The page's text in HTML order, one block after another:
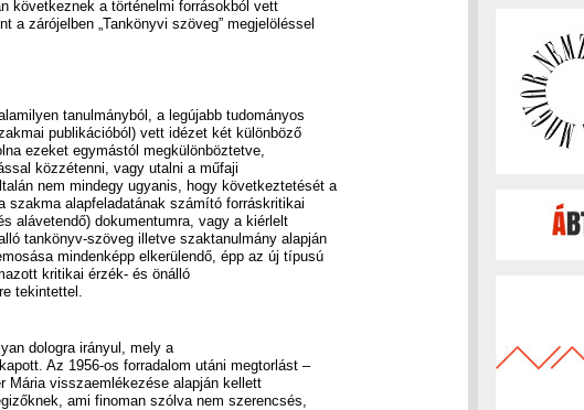
következnek a történelmi forrásokból vett
a zárójelben „Tankönyvi szöveg” megjelöléssel
tanulmányból, a legújabb tudományos
publikációból) vett idézet két különböző
ezeket egymástól megkülönböztetve,
közzétenni, vagy utalni a műfaji
nem mindegy ugyanis, hogy következtetését a
szakma alapfeladatának számító forráskritikai
alávetendő) dokumentumra, vagy a kiérlelt
tankönyv-szöveg illetve szaktanulmány alapján
mindenképp elkerülendő, épp az új típusú
kritikai érzék- és önálló
tekintettel.
dologra irányul, mely a
Az 1956-os forradalom utáni megtorlást –
Mária visszaemlékezése alapján kellett
ami finoman szólva nem szerencsés,